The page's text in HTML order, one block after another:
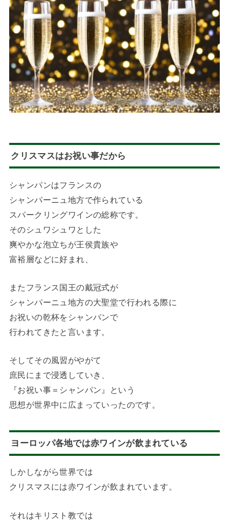
クリスマスはお祝い事だから
シャンパンはフランスの
シャンパーニュ地方で作られている
スパークリングワインの総称です。
そのシュワシュワとした
爽やかな泡立ちが王侯貴族や
富裕層などに好まれ、
またフランス国王の戴冠式が
シャンパーニュ地方の大聖堂で行われる際に
お祝いの乾杯をシャンパンで
行われてきたと言います。
そしてその風習がやがて
庶民にまで浸透していき、
『お祝い事＝シャンパン』という
思想が世界中に広まっていったのです。
ヨーロッパ各地では赤ワインが飲まれている
しかしながら世界では
クリスマスには赤ワインが飲まれています。
それはキリスト教では